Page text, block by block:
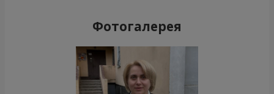
Фотогалерея